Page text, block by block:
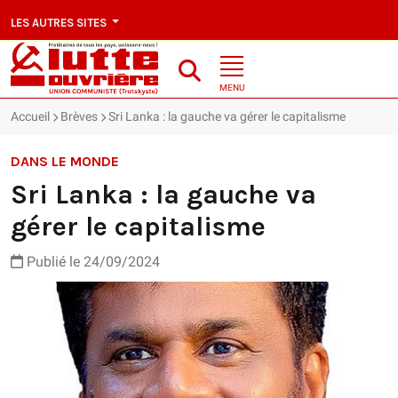
LES AUTRES SITES
MENU
Accueil Brèves Sri Lanka : la gauche va gérer le capitalisme
DANS LE MONDE
Sri Lanka : la gauche va
gérer le capitalisme
Publié le 24/09/2024